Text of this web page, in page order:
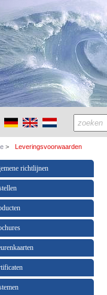
Leveringsvoorwaarden
richtlijnen